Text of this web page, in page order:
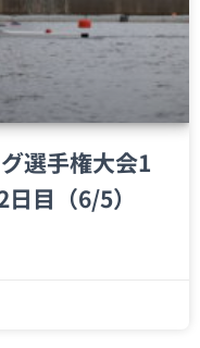
選手権大会1
目（6/5）